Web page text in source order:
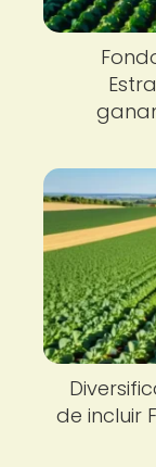
de incluir